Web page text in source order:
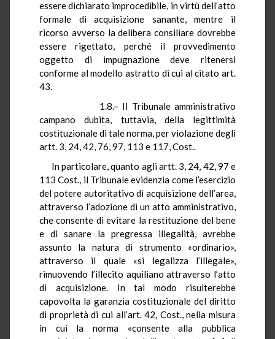
essere dichiarato improcedibile, in virtù dell’atto
formale di acquisizione sanante, mentre il
ricorso avverso la delibera consiliare dovrebbe
essere rigettato, perché il provvedimento
oggetto di impugnazione deve ritenersi
conforme al modello astratto di cui al citato art.
43.
1.8.– Il Tribunale amministrativo
campano dubita, tuttavia, della legittimità
costituzionale di tale norma, per violazione degli
artt. 3, 24, 42, 76, 97, 113 e 117, Cost..
In particolare, quanto agli artt. 3, 24, 42, 97 e
113 Cost., il Tribunale evidenzia come l’esercizio
del potere autoritativo di acquisizione dell’area,
attraverso l’adozione di un atto amministrativo,
che consente di evitare la restituzione del bene
e di sanare la pregressa illegalità, avrebbe
assunto la natura di strumento «ordinario»,
attraverso il quale «si legalizza l’illegale»,
rimuovendo l’illecito aquiliano attraverso l’atto
di acquisizione. In tal modo risulterebbe
capovolta la garanzia costituzionale del diritto
di proprietà di cui all’art. 42, Cost., nella misura
in cui la norma «consente alla pubblica